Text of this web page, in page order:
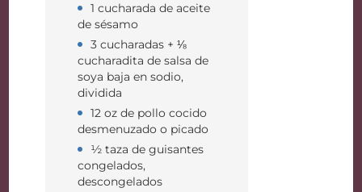
1 cucharada de aceite
de sésamo
3 cucharadas + ⅛
cucharadita de salsa de
soya baja en sodio,
dividida
12 oz de pollo cocido
desmenuzado o picado
½ taza de guisantes
congelados,
descongelados